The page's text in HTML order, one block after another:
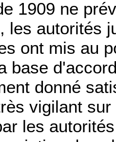
1909 ne
les autorités
ont mis au
base
donné
vigilant
les